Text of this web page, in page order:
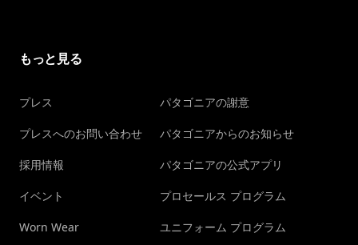
もっと見る
プレス
プレスへのお問い合わせ
採用情報
イベント
Worn Wear
パタゴニアの謝意
パタゴニアからのお知らせ
パタゴニアの公式アプリ
プロセールス プログラム
ユニフォーム プログラム